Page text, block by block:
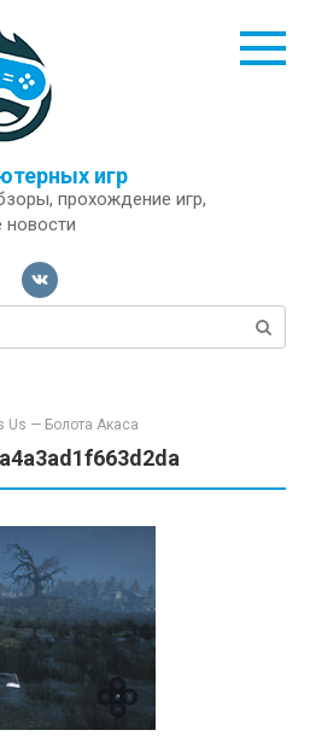
игр
прохождение игр,
новости
Us — Болота Акаса